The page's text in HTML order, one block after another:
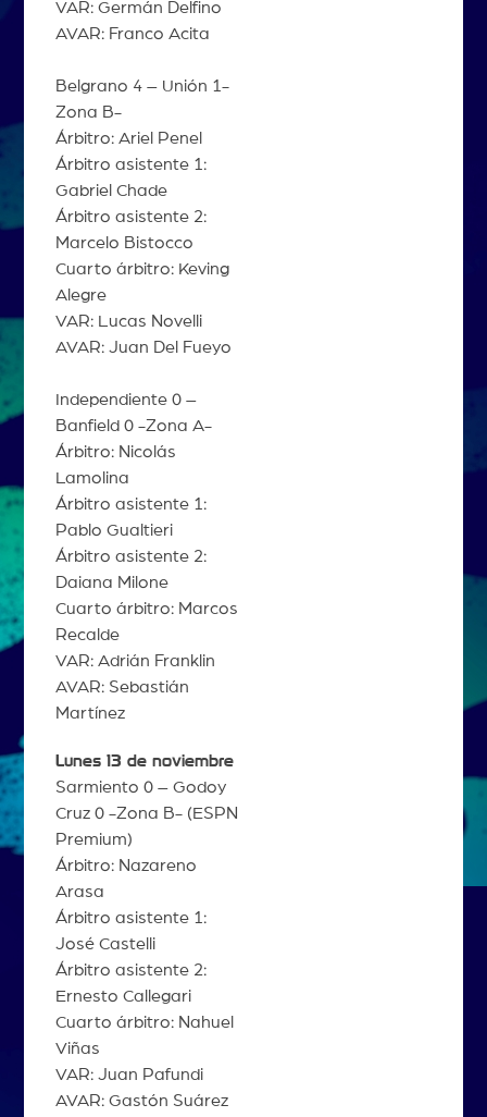
VAR: Germán Delfino
AVAR: Franco Acita
Belgrano 4 – Unión 1-
Zona B-
Árbitro: Ariel Penel
Árbitro asistente 1:
Gabriel Chade
Árbitro asistente 2:
Marcelo Bistocco
Cuarto árbitro: Keving
Alegre
VAR: Lucas Novelli
AVAR: Juan Del Fueyo
Independiente 0 –
Banfield 0 -Zona A-
Árbitro: Nicolás
Lamolina
Árbitro asistente 1:
Pablo Gualtieri
Árbitro asistente 2:
Daiana Milone
Cuarto árbitro: Marcos
Recalde
VAR: Adrián Franklin
AVAR: Sebastián
Martínez
Lunes 13 de noviembre
Sarmiento 0 – Godoy
Cruz 0 -Zona B- (ESPN
Premium)
Árbitro: Nazareno
Arasa
Árbitro asistente 1:
José Castelli
Árbitro asistente 2:
Ernesto Callegari
Cuarto árbitro: Nahuel
Viñas
VAR: Juan Pafundi
AVAR: Gastón Suárez